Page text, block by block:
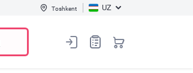
Toshkent UZ